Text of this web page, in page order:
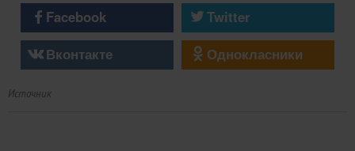
Facebook
Twitter
Вконтакте
Однокласники
Источник